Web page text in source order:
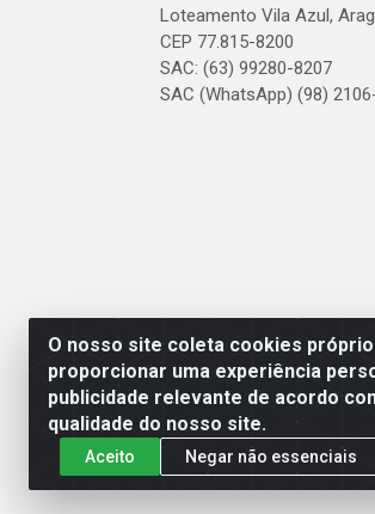
O nosso site coleta cookies
proporcionar uma experiência
publicidade relevante de acordo
qualidade do nosso site.
Aceito Negar não essenciais
Loteamento Vila Azul,
CEP 77.815-8200
SAC: (63) 99280-8207
SAC (WhatsApp) (98)